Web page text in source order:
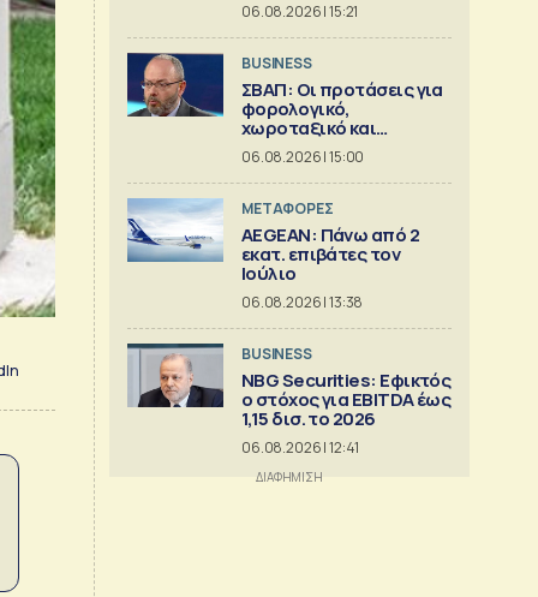
06.08.2026 | 15:21
BUSINESS
ΣΒΑΠ: Οι προτάσεις για
φορολογικό,
χωροταξικό και
εργασιακό
06.08.2026 | 15:00
ΜΕΤΑΦΟΡΕΣ
AEGEAN: Πάνω από 2
εκατ. επιβάτες τον
Ιούλιο
06.08.2026 | 13:38
BUSINESS
NBG Securities: Εφικτός
ο στόχος για EBITDA έως
1,15 δισ. το 2026
06.08.2026 | 12:41